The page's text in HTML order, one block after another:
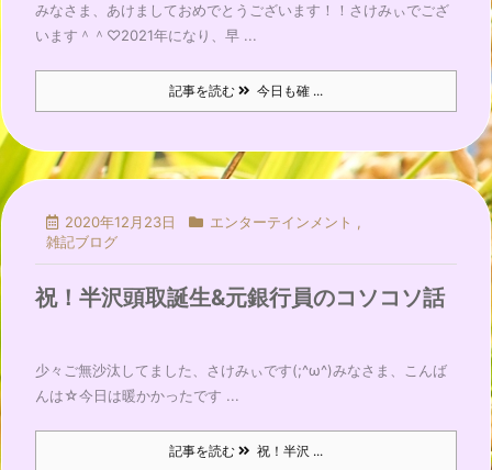
みなさま、あけましておめでとうございます！！さけみぃでござ
います＾＾♡2021年になり、早 ...
記事を読む 今日も確 ...
2020年12月23日 エンターテインメント ,
雑記ブログ
祝！半沢頭取誕生&元銀行員のコソコソ話
少々ご無沙汰してました、さけみぃです(;^ω^)みなさま、こんば
んは☆今日は暖かかったです ...
記事を読む 祝！半沢 ...